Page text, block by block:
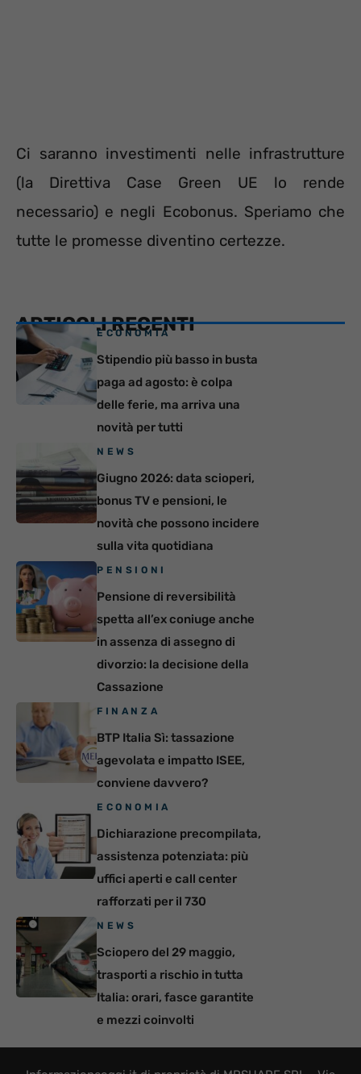
Ci saranno investimenti nelle infrastrutture
(la Direttiva Case Green UE lo rende
necessario) e negli Ecobonus. Speriamo che
tutte le promesse diventino certezze.
ARTICOLI RECENTI
ECONOMIA
Stipendio più basso in busta
paga ad agosto: è colpa
delle ferie, ma arriva una
novità per tutti
NEWS
Giugno 2026: data scioperi,
bonus TV e pensioni, le
novità che possono incidere
sulla vita quotidiana
PENSIONI
Pensione di reversibilità
spetta all’ex coniuge anche
in assenza di assegno di
divorzio: la decisione della
Cassazione
FINANZA
BTP Italia Sì: tassazione
agevolata e impatto ISEE,
conviene davvero?
ECONOMIA
Dichiarazione precompilata,
assistenza potenziata: più
uffici aperti e call center
rafforzati per il 730
NEWS
Sciopero del 29 maggio,
trasporti a rischio in tutta
Italia: orari, fasce garantite
e mezzi coinvolti